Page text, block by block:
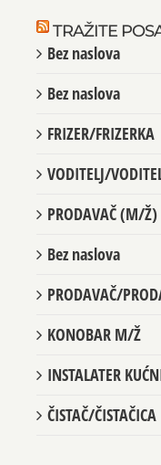
TRAŽITE
Bez naslova
Bez naslova
FRIZER/FRIZERKA
VODITELJ/
PRODAVAČ (M/Ž)
Bez naslova
PRODAVAČ/
KONOBAR M/Ž
INSTALATER
ČISTAČ/ČISTAČICA